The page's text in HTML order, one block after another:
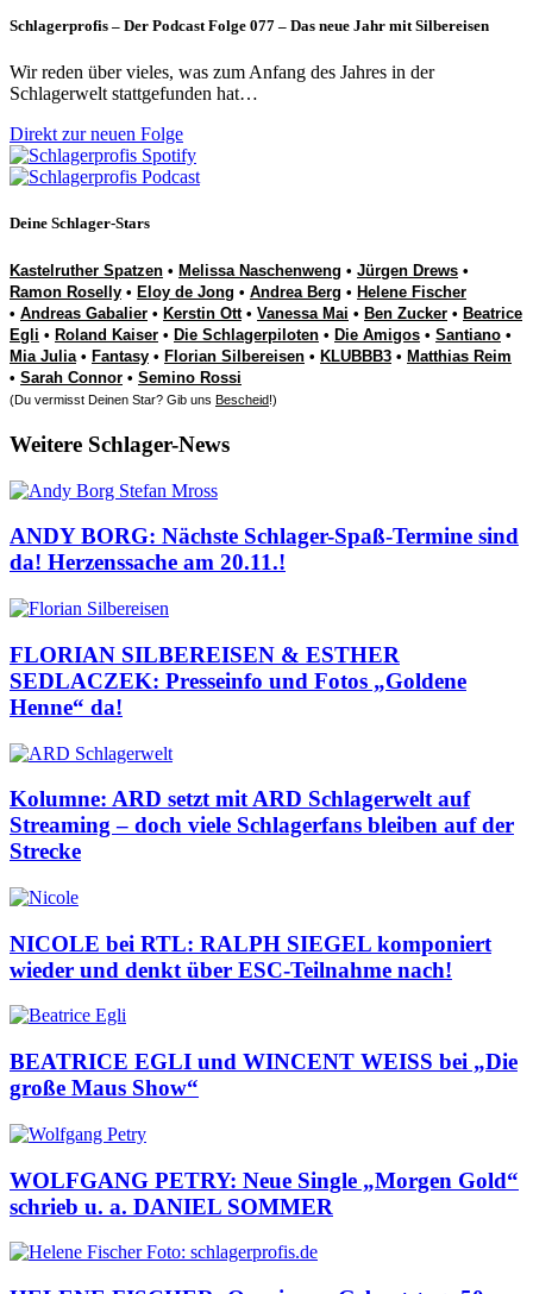
Schlagerprofis – Der Podcast Folge 077 – Das neue Jahr mit Silbereisen
Wir reden über vieles, was zum Anfang des Jahres in der
Schlagerwelt stattgefunden hat…
Direkt zur neuen Folge
Deine Schlager-Stars
Kastelruther Spatzen • Melissa Naschenweng • Jürgen Drews •
Ramon Roselly • Eloy de Jong • Andrea Berg • Helene Fischer
• Andreas Gabalier • Kerstin Ott• Vanessa Mai • Ben Zucker • Beatrice
Egli • Roland Kaiser • Die Schlagerpiloten • Die Amigos • Santiano •
Mia Julia• Fantasy • Florian Silbereisen • KLUBBB3 • Matthias Reim
• Sarah Connor • Semino Rossi
(Du vermisst Deinen Star? Gib uns Bescheid!)
Weitere Schlager-News
ANDY BORG: Nächste Schlager-Spaß-Termine sind
da! Herzenssache am 20.11.!
FLORIAN SILBEREISEN & ESTHER
SEDLACZEK: Presseinfo und Fotos „Goldene
Henne“ da!
Kolumne: ARD setzt mit ARD Schlagerwelt auf
Streaming – doch viele Schlagerfans bleiben auf der
Strecke
NICOLE bei RTL: RALPH SIEGEL komponiert
wieder und denkt über ESC-Teilnahme nach!
BEATRICE EGLI und WINCENT WEISS bei „Die
große Maus Show“
WOLFGANG PETRY: Neue Single „Morgen Gold“
schrieb u. a. DANIEL SOMMER